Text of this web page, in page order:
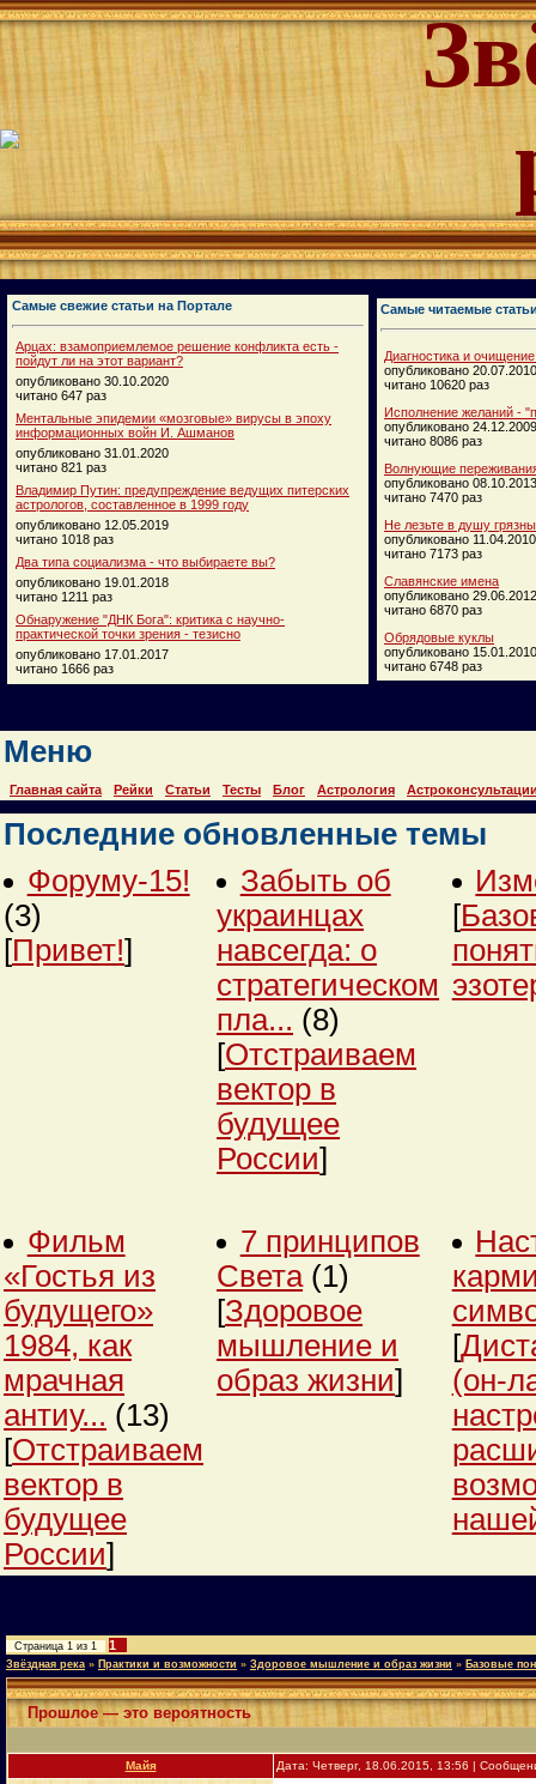
Самые свежие статьи на Портале
Арцах: взамоприемлемое решение конфликта есть -
пойдут ли на этот вариант?
опубликовано 30.10.2020
читано 647 раз
Ментальные эпидемии «мозговые» вирусы в эпоху
информационных войн И. Ашманов
опубликовано 31.01.2020
читано 821 раз
Владимир Путин: предупреждение ведущих питерских
астрологов, составленное в 1999 году
опубликовано 12.05.2019
читано 1018 раз
Два типа социализма - что выбираете вы?
опубликовано 19.01.2018
читано 1211 раз
Обнаружение "ДНК Бога": критика с научно-
практической точки зрения - тезисно
опубликовано 17.01.2017
читано 1666 раз
Самые читаемые
Диагностика и
опубликовано 20.07.2010
читано 10620 раз
Исполнение желаний -
опубликовано 24.12.2009
читано 8086 раз
Волнующие
опубликовано 08.10.2013
читано 7470 раз
Не лезьте в душу
опубликовано 11.04.2010
читано 7173 раз
Славянские имена
опубликовано 29.06.2012
читано 6870 раз
Обрядовые куклы
опубликовано 15.01.2010
читано 6748 раз
Меню
Главная сайта Рейки Статьи Тесты Блог Астрология
Последние обновленные темы
Форуму-15!
(3)
[Привет!]
Забыть об
украинцах
навсегда: о
стратегическом
пла... (8)
[Отстраиваем
вектор в
будущее
России]
[
Фильм
«Гостья из
будущего»
1984, как
мрачная
антиу... (13)
[Отстраиваем
вектор в
будущее
России]
7 принципов
Света (1)
[Здоровое
мышление и
образ жизни]
[
(он-
Страница 1 из 1 1
Звёздная река » Практики и возможности » Здоровое мышление и образ жизни » Базовые
Прошлое — это вероятность
Майя Дата: Четверг, 18.06.2015, 13:56 |